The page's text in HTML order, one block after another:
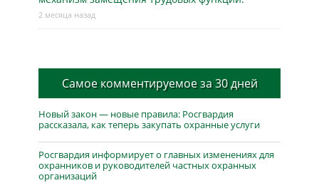
2 месяца назад
Самое комментируемое за 30 дней
Новый закон — новые правила: Росгвардия
рассказала, как теперь закупать охранные услуги
Росгвардия информирует о главных изменениях для
охранников и руководителей частных охранных
организаций